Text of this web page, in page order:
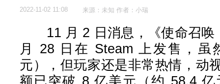
2022-11-02 11:08 来源：未知 作者：小瑞
11 月 2 日消息，《使命召唤
月 28 日在 Steam 上发售，虽
元），但玩家还是非常热情，动
额已突破 8 亿美元（约 58.4